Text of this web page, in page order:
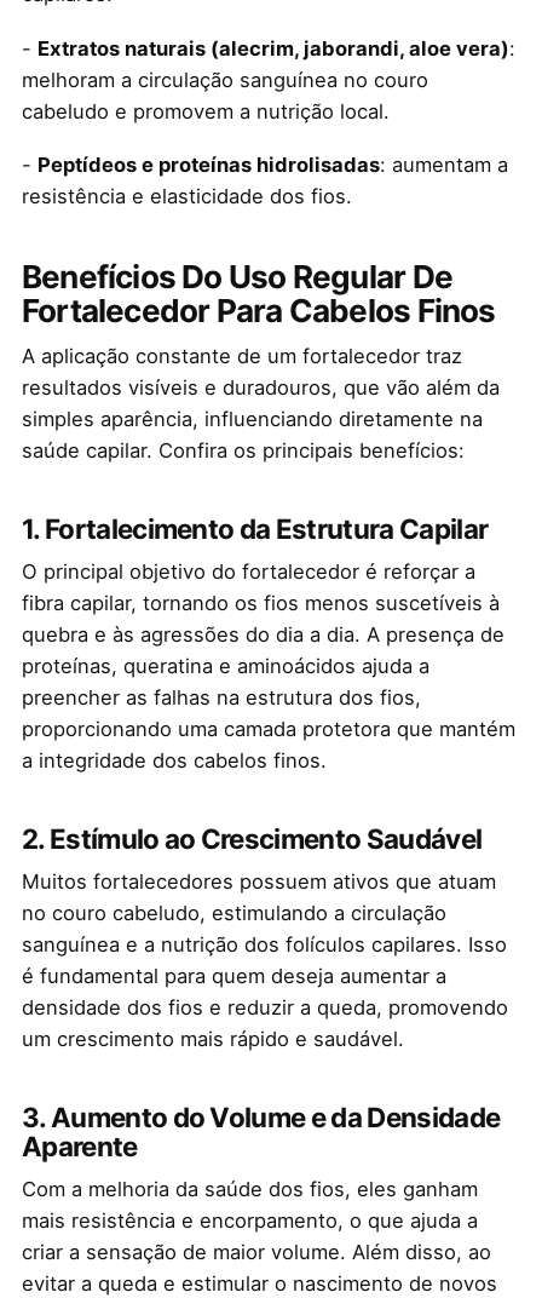
- Extratos naturais (alecrim, jaborandi, aloe vera):
melhoram a circulação sanguínea no couro
cabeludo e promovem a nutrição local.
- Peptídeos e proteínas hidrolisadas: aumentam a
resistência e elasticidade dos fios.
Benefícios Do Uso Regular De
Fortalecedor Para Cabelos Finos
A aplicação constante de um fortalecedor traz
resultados visíveis e duradouros, que vão além da
simples aparência, influenciando diretamente na
saúde capilar. Confira os principais benefícios:
1. Fortalecimento da Estrutura Capilar
O principal objetivo do fortalecedor é reforçar a
fibra capilar, tornando os fios menos suscetíveis à
quebra e às agressões do dia a dia. A presença de
proteínas, queratina e aminoácidos ajuda a
preencher as falhas na estrutura dos fios,
proporcionando uma camada protetora que mantém
a integridade dos cabelos finos.
2. Estímulo ao Crescimento Saudável
Muitos fortalecedores possuem ativos que atuam
no couro cabeludo, estimulando a circulação
sanguínea e a nutrição dos folículos capilares. Isso
é fundamental para quem deseja aumentar a
densidade dos fios e reduzir a queda, promovendo
um crescimento mais rápido e saudável.
3. Aumento do Volume e da Densidade
Aparente
Com a melhoria da saúde dos fios, eles ganham
mais resistência e encorpamento, o que ajuda a
criar a sensação de maior volume. Além disso, ao
evitar a queda e estimular o nascimento de novos